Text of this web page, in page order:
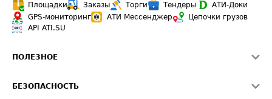
Площадки
Заказы Торги Тендеры
АТИ-Доки
GPS-мониторинг
АТИ Мессенджер
Цепочки грузов
API ATI.SU
ПОЛЕЗНОЕ
БЕЗОПАСНОСТЬ